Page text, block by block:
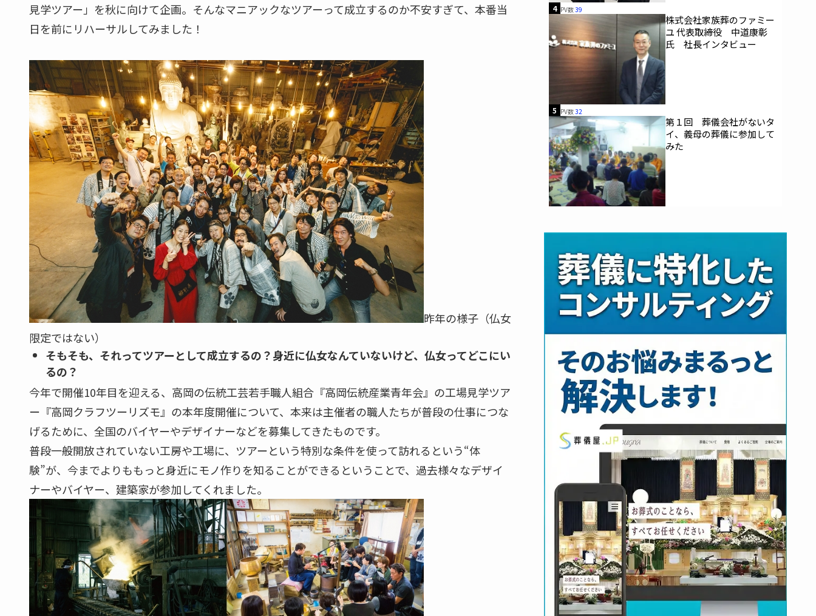
見学ツアー」を秋に向けて企画。そんなマニアックなツアーって成立するのか不安すぎて、本番当
日を前にリハーサルしてみました！
昨年の様子（仏女
限定ではない）
そもそも、それってツアーとして成立するの？身近に仏女なんていないけど、仏女ってどこにい
るの？
今年で開催10年目を迎える、高岡の伝統工芸若手職人組合『高岡伝統産業青年会』の工場見学ツア
ー『高岡クラフツーリズモ』の本年度開催について、本来は主催者の職人たちが普段の仕事につな
げるために、全国のバイヤーやデザイナーなどを募集してきたものです。
普段一般開放されていない工房や工場に、ツアーという特別な条件を使って訪れるという“体
験”が、今までよりももっと身近にモノ作りを知ることができるということで、過去様々なデザイ
ナーやバイヤー、建築家が参加してくれました。
4 PV数39
株式会社家族葬のファミー
ユ 代表取締役 中道康彰
氏 社長インタビュー
5 PV数32
第１回 葬儀会社がないタ
イ、義母の葬儀に参加して
みた